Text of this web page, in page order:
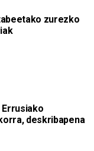
zurezko
deskribapena